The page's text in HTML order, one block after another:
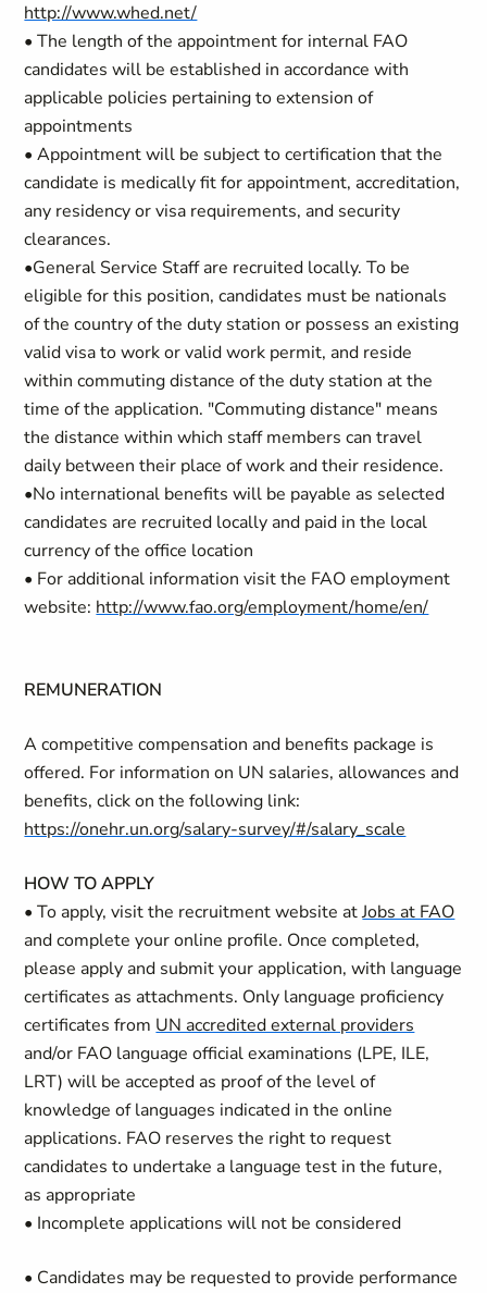
http://www.whed.net/
• The length of the appointment for internal FAO
candidates will be established in accordance with
applicable policies pertaining to extension of
appointments
• Appointment will be subject to certification that the
candidate is medically fit for appointment, accreditation,
any residency or visa requirements, and security
clearances.
•General Service Staff are recruited locally. To be
eligible for this position, candidates must be nationals
of the country of the duty station or possess an existing
valid visa to work or valid work permit, and reside
within commuting distance of the duty station at the
time of the application. "Commuting distance" means
the distance within which staff members can travel
daily between their place of work and their residence.
•No international benefits will be payable as selected
candidates are recruited locally and paid in the local
currency of the office location
• For additional information visit the FAO employment
website: http://www.fao.org/employment/home/en/
REMUNERATION
A competitive compensation and benefits package is
offered. For information on UN salaries, allowances and
benefits, click on the following link:
https://onehr.un.org/salary-survey/#/salary_scale
HOW TO APPLY
• To apply, visit the recruitment website atJobs at FAO
and complete your online profile. Once completed,
please apply and submit your application, with language
certificates as attachments. Only language proficiency
certificates from UN accredited external providers
and/or FAO language official examinations (LPE, ILE,
LRT) will be accepted as proof of the level of
knowledge of languages indicated in the online
applications. FAO reserves the right to request
candidates to undertake a language test in the future,
as appropriate
• Incomplete applications will not be considered
• Candidates may be requested to provide performance